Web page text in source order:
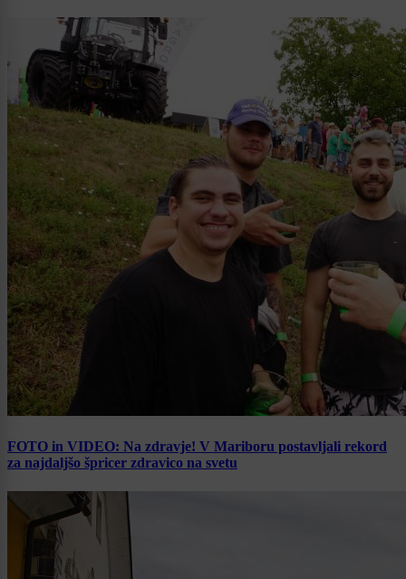
FOTO in VIDEO: Na zdravje! V Mariboru postavljali rekord
za najdaljšo špricer zdravico na svetu